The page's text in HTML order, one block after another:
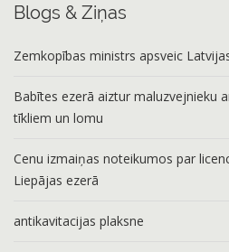
Blogs & Ziņas
Zemkopības ministrs apsveic
Babītes ezerā aiztur maluzvejnieku
tīkliem un lomu
Cenu izmaiņas noteikumos par
Liepājas ezerā
antikavitacijas plaksne